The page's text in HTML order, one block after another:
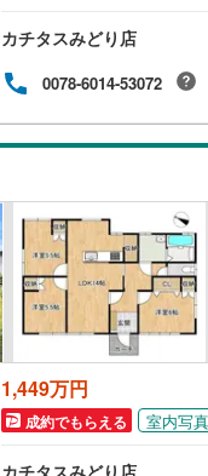
カチタスみどり店
0078-6014-53072
1,449万円
成約でもらえる 室内写
長野電鉄長野線(0)
鹿島臨海鉄道大洗鹿島線
小湊鐵道( 0)
上毛電気鉄道上毛線(
京成本線( 0)
京成金町線 (0